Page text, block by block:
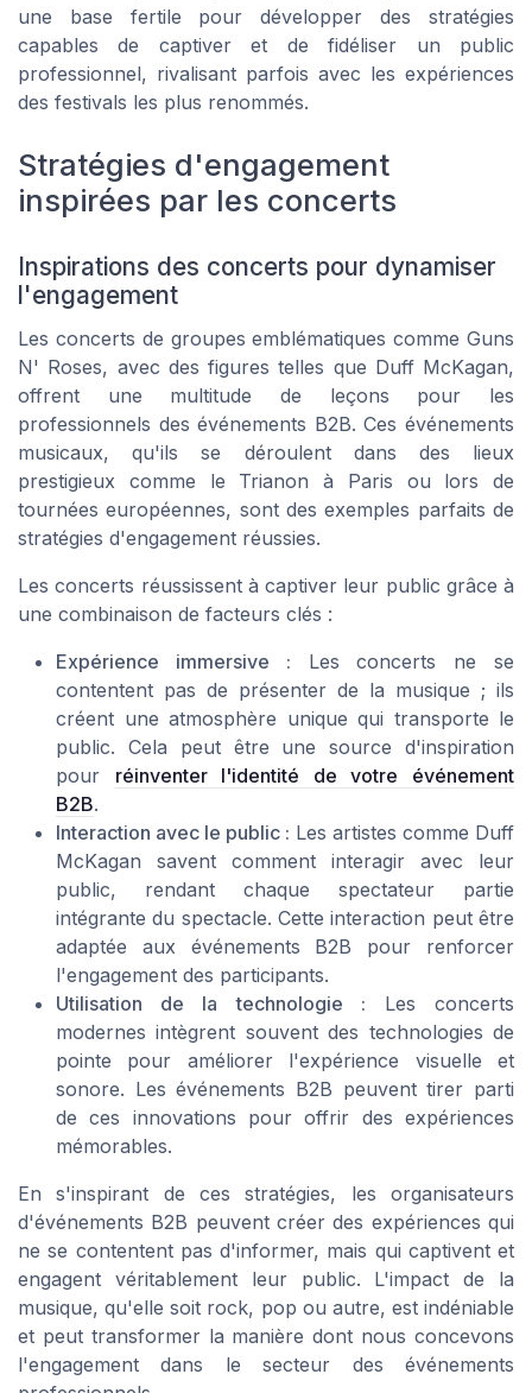
une base fertile pour développer des stratégies
capables de captiver et de fidéliser un public
professionnel, rivalisant parfois avec les expériences
des festivals les plus renommés.
Stratégies d'engagement
inspirées par les concerts
Inspirations des concerts pour dynamiser
l'engagement
Les concerts de groupes emblématiques comme Guns
N' Roses, avec des figures telles que Duff McKagan,
offrent une multitude de leçons pour les
professionnels des événements B2B. Ces événements
musicaux, qu'ils se déroulent dans des lieux
prestigieux comme le Trianon à Paris ou lors de
tournées européennes, sont des exemples parfaits de
stratégies d'engagement réussies.
Les concerts réussissent à captiver leur public grâce à
une combinaison de facteurs clés :
Expérience immersive : Les concerts ne se
contentent pas de présenter de la musique ; ils
créent une atmosphère unique qui transporte le
public. Cela peut être une source d'inspiration
pour réinventer l'identité de votre événement
B2B.
Interaction avec le public : Les artistes comme Duff
McKagan savent comment interagir avec leur
public, rendant chaque spectateur partie
intégrante du spectacle. Cette interaction peut être
adaptée aux événements B2B pour renforcer
l'engagement des participants.
Utilisation de la technologie : Les concerts
modernes intègrent souvent des technologies de
pointe pour améliorer l'expérience visuelle et
sonore. Les événements B2B peuvent tirer parti
de ces innovations pour offrir des expériences
mémorables.
En s'inspirant de ces stratégies, les organisateurs
d'événements B2B peuvent créer des expériences qui
ne se contentent pas d'informer, mais qui captivent et
engagent véritablement leur public. L'impact de la
musique, qu'elle soit rock, pop ou autre, est indéniable
et peut transformer la manière dont nous concevons
l'engagement dans le secteur des événements